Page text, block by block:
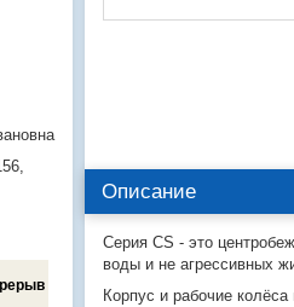
Описание
Серия CS - это
воды и не агрессивных
Корпус и рабочие